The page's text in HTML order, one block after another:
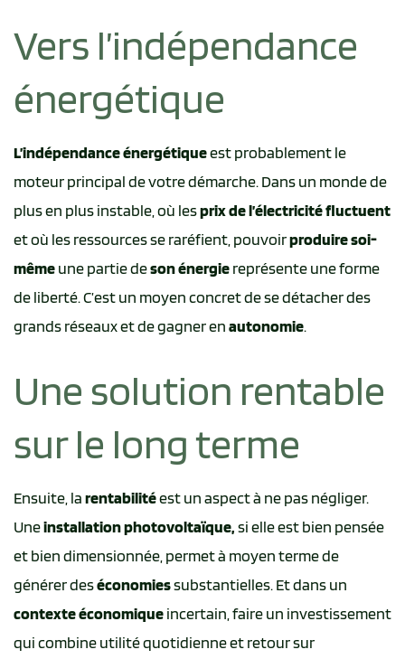
Vers l’indépendance
énergétique
L’indépendance énergétiqueest probablement le
moteur principal de votre démarche. Dans un monde de
plus en plus instable, où lesprix de l’électricité fluctuent
et où les ressources se raréfient, pouvoirproduire soi-
mêmeune partie deson énergiereprésente une forme
de liberté. C’est un moyen concret de se détacher des
grands réseaux et de gagner enautonomie.
Une solution rentable
sur le long terme
Ensuite, larentabilitéest un aspect à ne pas négliger.
Uneinstallation photovoltaïque,si elle est bien pensée
et bien dimensionnée, permet à moyen terme de
générer deséconomiessubstantielles. Et dans un
contexte économiqueincertain, faire un investissement
qui combine utilité quotidienne et retour sur